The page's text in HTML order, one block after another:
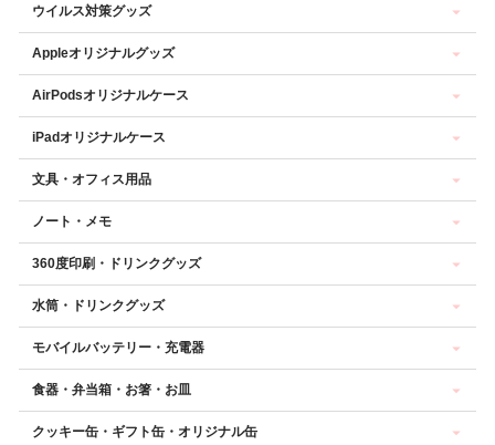
ウイルス対策グッズ
Appleオリジナルグッズ
AirPodsオリジナルケース
iPadオリジナルケース
文具・オフィス用品
ノート・メモ
360度印刷・ドリンクグッズ
水筒・ドリンクグッズ
モバイルバッテリー・充電器
食器・弁当箱・お箸・お皿
クッキー缶・ギフト缶・オリジナル缶